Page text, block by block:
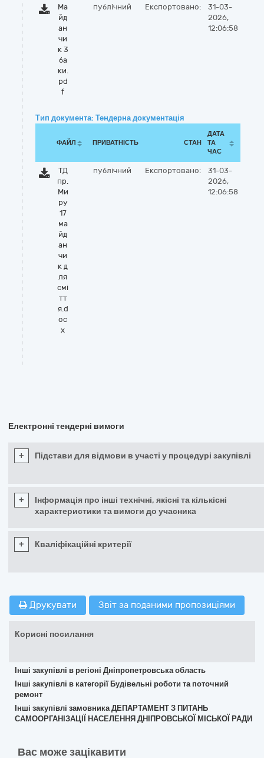
Ма
йд
ан
чи
к 3
ба
ки.
pd
f
публічний Експортовано:
31-03-
2026,
12:06:58
Тип документа: Тендерна документація
ФАЙЛ ПРИВАТНІСТЬ СТАН
ДАТА
ТА
ЧАС
ТД
пр.
Ми
ру
17
ма
йд
ан
чи
к д
ля
смі
тт
я.d
oc
x
публічний Експортовано:
31-03-
2026,
12:06:58
Електронні тендерні вимоги
+ Підстави для відмови в участі у процедурі закупівлі
+
Інформація про інші технічні, якісні та кількісні
характеристики та вимоги до учасника
+ Кваліфікаційні критерії
Друкувати Звіт за поданими пропозиціями
Корисні посилання
Інші закупівлі в регіоні Дніпропетровська область
Інші закупівлі в категорії Будівельні роботи та поточний
ремонт
Інші закупівлі замовника ДЕПАРТАМЕНТ З ПИТАНЬ
САМООРГАНІЗАЦІЇ НАСЕЛЕННЯ ДНІПРОВСЬКОЇ МІСЬКОЇ РАДИ
Вас може зацікавити